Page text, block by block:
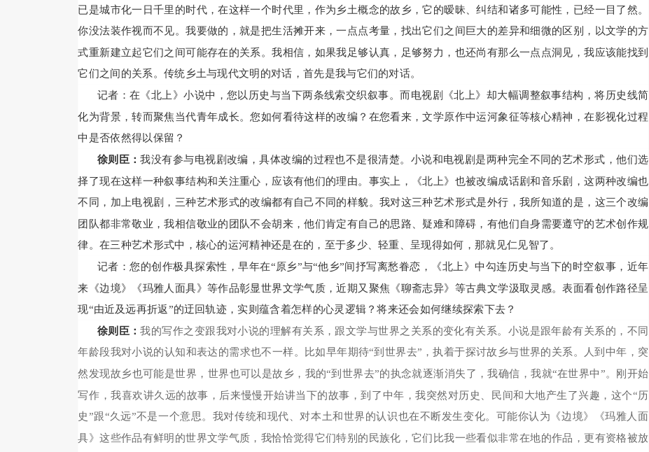
已是城市化一日千里的时代，在这样一个时代里，作为乡土概念的故乡，它的暧昧、纠结和诸多可能性，已经一目了然。
你没法装作视而不见。我要做的，就是把生活摊开来，一点点考量，找出它们之间巨大的差异和细微的区别，以文学的方
式重新建立起它们之间可能存在的关系。我相信，如果我足够认真，足够努力，也还尚有那么一点点洞见，我应该能找到
它们之间的关系。传统乡土与现代文明的对话，首先是我与它们的对话。
记者：在《北上》小说中，您以历史与当下两条线索交织叙事。而电视剧《北上》却大幅调整叙事结构，将历史线简
化为背景，转而聚焦当代青年成长。您如何看待这样的改编？在您看来，文学原作中运河象征等核心精神，在影视化过程
中是否依然得以保留？
徐则臣：我没有参与电视剧改编，具体改编的过程也不是很清楚。小说和电视剧是两种完全不同的艺术形式，他们选
择了现在这样一种叙事结构和关注重心，应该有他们的理由。事实上，《北上》也被改编成话剧和音乐剧，这两种改编也
不同，加上电视剧，三种艺术形式的改编都有自己不同的样貌。我对这三种艺术形式是外行，我所知道的是，这三个改编
团队都非常敬业，我相信敬业的团队不会胡来，他们肯定有自己的思路、疑难和障碍，有他们自身需要遵守的艺术创作规
律。在三种艺术形式中，核心的运河精神还是在的，至于多少、轻重、呈现得如何，那就见仁见智了。
记者：您的创作极具探索性，早年在“原乡”与“他乡”间抒写离愁眷恋，《北上》中勾连历史与当下的时空叙事，近年
来《边境》《玛雅人面具》等作品彰显世界文学气质，近期又聚焦《聊斋志异》等古典文学汲取灵感。表面看创作路径呈
现“由近及远再折返”的迂回轨迹，实则蕴含着怎样的心灵逻辑？将来还会如何继续探索下去？
徐则臣：我的写作之变跟我对小说的理解有关系，跟文学与世界之关系的变化有关系。小说是跟年龄有关系的，不同
年龄段我对小说的认知和表达的需求也不一样。比如早年期待“到世界去”，执着于探讨故乡与世界的关系。人到中年，突
然发现故乡也可能是世界，世界也可以是故乡，我的“到世界去”的执念就逐渐消失了，我确信，我就“在世界中”。刚开始
写作，我喜欢讲久远的故事，后来慢慢开始讲当下的故事，到了中年，我突然对历史、民间和大地产生了兴趣，这个“历
史”跟“久远”不是一个意思。我对传统和现代、对本土和世界的认识也在不断发生变化。可能你认为《边境》《玛雅人面
具》这些作品有鲜明的世界文学气质，我恰恰觉得它们特别的民族化，它们比我一些看似非常在地的作品，更有资格被放